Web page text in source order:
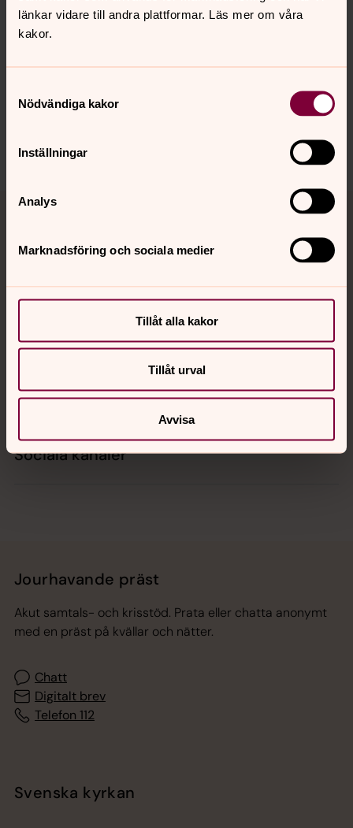
länkar vidare till andra plattformar. Läs mer om våra
kakor.
Nödvändiga kakor
Inställningar
Analys
Marknadsföring och sociala medier
Tillåt alla kakor
Tillåt urval
Avvisa
Senast ändrad 9 juni 2026
innehåll?
Tillbaka till toppen
Tillbaka till innehållet
Kalender
Hitta snabbt
Sociala kanaler
Jourhavande präst
Akut samtals- och krisstöd. Prata eller chatta anonymt
med en präst på kvällar och nätter.
Chatt
Digitalt brev
Telefon 112
Svenska kyrkan